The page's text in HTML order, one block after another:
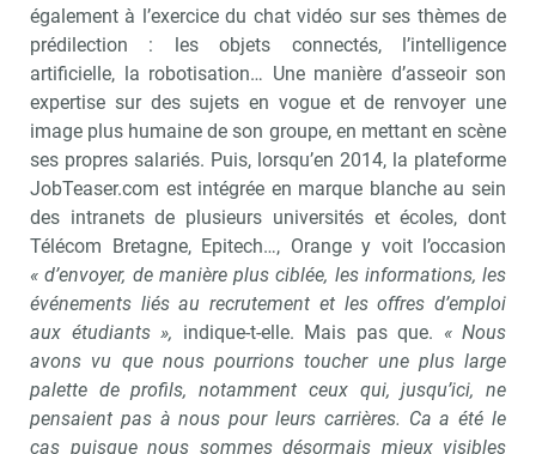
également à l’exercice du chat vidéo sur ses thèmes de
prédilection : les objets connectés, l’intelligence
artificielle, la robotisation… Une manière d’asseoir son
expertise sur des sujets en vogue et de renvoyer une
image plus humaine de son groupe, en mettant en scène
ses propres salariés. Puis, lorsqu’en 2014, la plateforme
JobTeaser.com est intégrée en marque blanche au sein
des intranets de plusieurs universités et écoles, dont
Télécom Bretagne, Epitech…, Orange y voit l’occasion
« d’envoyer, de manière plus ciblée, les informations, les
événements liés au recrutement et les offres d’emploi
aux étudiants », indique-t-elle. Mais pas que. « Nous
avons vu que nous pourrions toucher une plus large
palette de profils, notamment ceux qui, jusqu’ici, ne
pensaient pas à nous pour leurs carrières. Ca a été le
cas puisque nous sommes désormais mieux visibles